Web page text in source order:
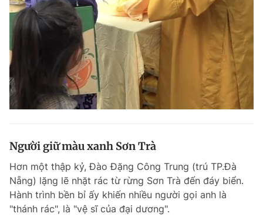
Người giữ màu xanh Sơn Trà
Hơn một thập kỷ, Đào Đặng Công Trung (trú TP.Đà
Nẵng) lặng lẽ nhặt rác từ rừng Sơn Trà đến đáy biển.
Hành trình bền bỉ ấy khiến nhiều người gọi anh là
"thánh rác", là "vệ sĩ của đại dương".